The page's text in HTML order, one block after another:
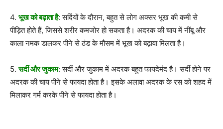
4. भूख को बढ़ाता है: सर्दियों के दौरान, बहुत से लोग अक्सर भूख की कमी से
पीड़ित होते हैं, जिससे शरीर कमजोर हो सकता है। अदरक की चाय में नींबू और
काला नमक डालकर पीने से ठंड के मौसम में भूख को बढ़ावा मिलता है।
5.सर्दी और जुकाम: सर्दी और जुकाम में अदरक बहुत फायदेमंद है। सर्दी होने पर
अदरक की चाय पीने से फायदा होता है। इसके अलावा अदरक के रस को शहद में
मिलाकर गर्म करके पीने से फायदा होता है।